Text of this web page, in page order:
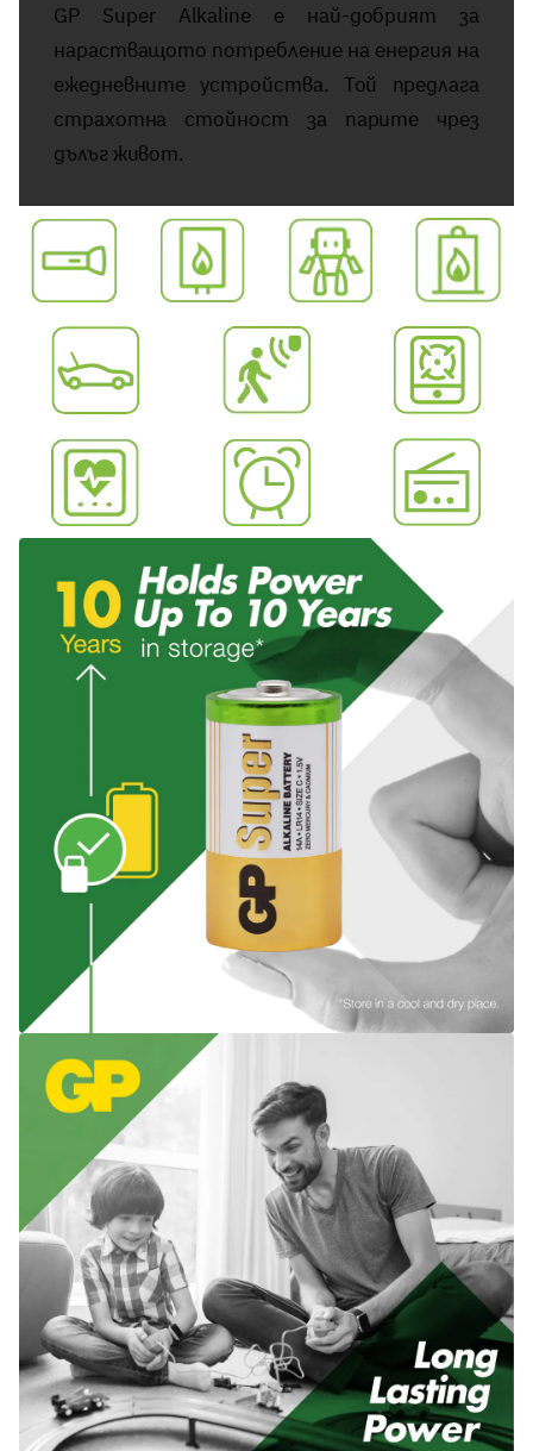
GP Super Alkaline е най-добрият за
нарастващото потребление на енергия на
ежедневните устройства. Той предлага
страхотна стойност за парите чрез
дълъг живот.